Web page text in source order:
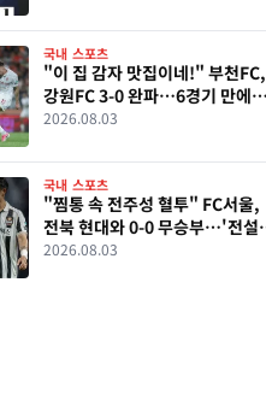
국내 스포츠
"이 집 감자 맛집이네!" 부천FC,
강원FC 3-0 완파…6경기 만에
승리로 반등
2026.08.03
국내 스포츠
"찜통 속 전주성 혈투" FC서울,
전북 현대와 0-0 무승부…'전설
매치' 승점 1씩 나눠 가져
2026.08.03